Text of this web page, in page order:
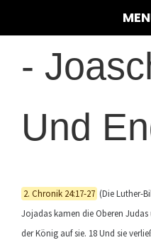
-
Und
2. Chronik 24:17-27 (Die Luther-
Jojadas kamen die Oberen
der König auf sie. 18 Und sie